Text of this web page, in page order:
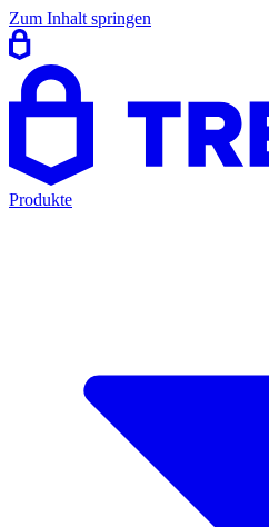
Zum Inhalt springen
Produkte